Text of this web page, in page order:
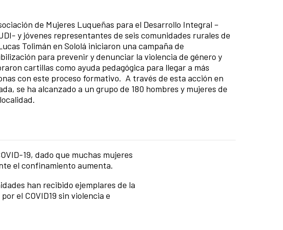
de Mujeres Luqueñas para el Desarrollo Integral –
y jóvenes representantes de seis comunidades rurales de
Tolimán en Sololá iniciaron una campaña de
para prevenir y denunciar la violencia de género y
cartillas como ayuda pedagógica para llegar a más
con este proceso formativo. A través de esta acción en
se ha alcanzado a un grupo de 180 hombres y mujeres de
19, dado que muchas mujeres
el confinamiento aumenta.
han recibido ejemplares de la
el COVID19 sin violencia e